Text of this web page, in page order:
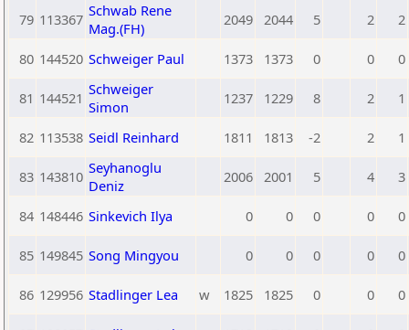
79 113367 Schwab Rene
Mag.(FH)
2049 2044 5 2 2
80 144520 Schweiger Paul 1373 1373 0 0 0
81 144521 Schweiger
Simon
1237 1229 8 2 1
82 113538 Seidl Reinhard 1811 1813 -2 2 1
83 143810 Seyhanoglu
Deniz
2006 2001 5 4 3
84 148446 Sinkevich Ilya 0 0 0 0 0
85 149845 Song Mingyou 0 0 0 0 0
86 129956 Stadlinger Lea w 1825 1825 0 0 0